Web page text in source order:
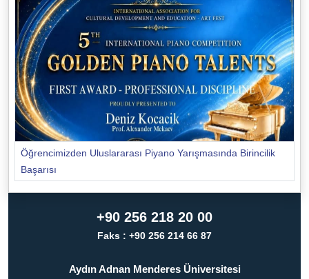
Öğrencimizden Uluslararası Piyano Yarışmasında Birincilik
Başarısı
+90 256 218 20 00
Faks : +90 256 214 66 87
Aydın Adnan Menderes Üniversitesi